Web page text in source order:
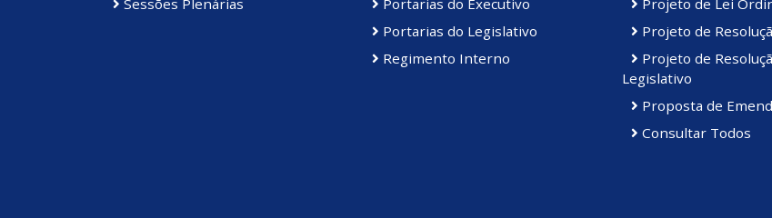
Sessões Plenárias
Portarias do Executivo
Portarias do Legislativo
Regimento Interno
Projeto de Lei
Projeto de
Projeto de
Legislativo
Proposta de
Consultar Todos